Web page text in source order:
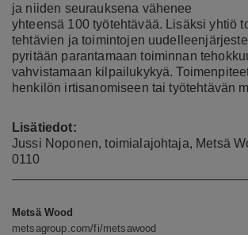
ja niiden seurauksena vähenee
yhteensä 100 työtehtävää. Lisäksi yhtiö
tehtävien ja toimintojen
pyritään parantamaan toiminnan
vahvistamaan kilpailukykyä.
henkilön irtisanomiseen tai työtehtävän
Lisätiedot:
Jussi Noponen, toimialajohtaja, Metsä
0110
Metsä Wood
metsagroup.com/fi/metsawood